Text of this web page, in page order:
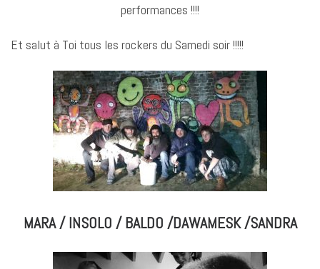
performances !!!!
Et salut à Toi tous les rockers du Samedi soir !!!!!
MARA / INSOLO / BALDO /DAWAMESK /SANDRA